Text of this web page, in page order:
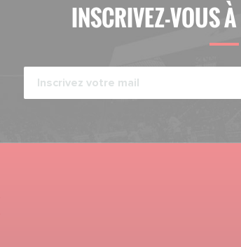
INSCRIVEZ-VOUS À